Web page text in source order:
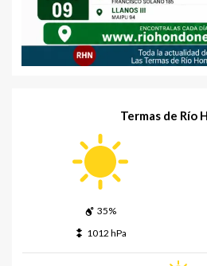
Termas de Río
35%
1012 hPa